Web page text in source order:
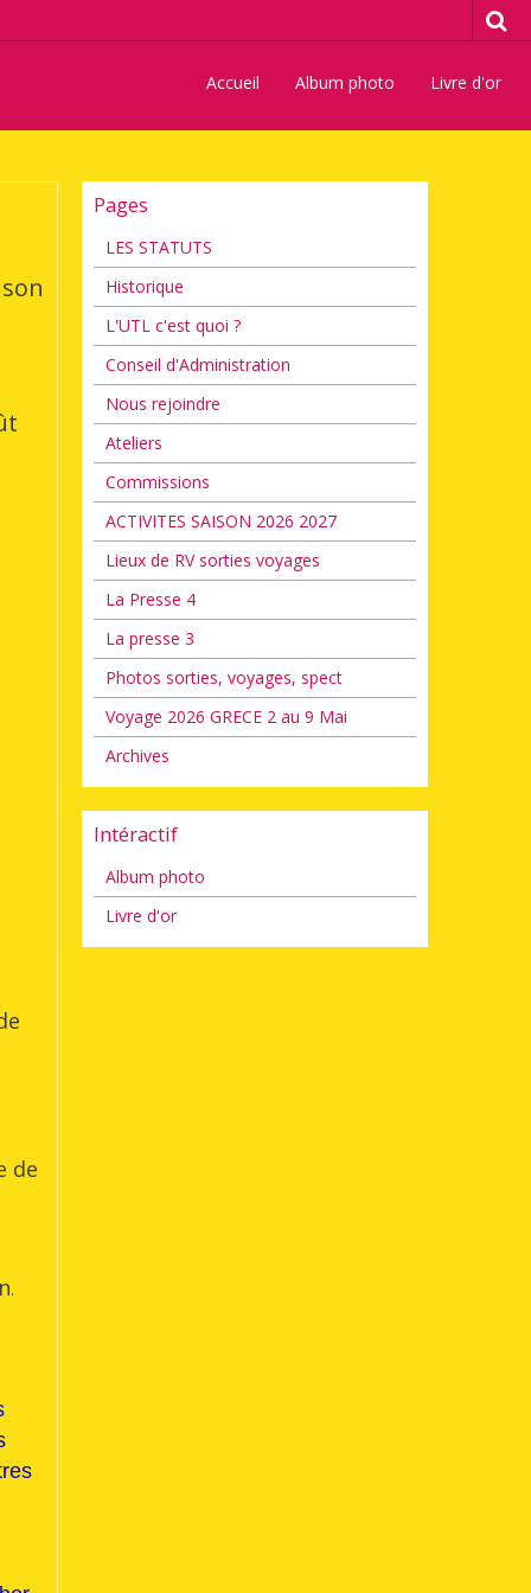
Accueil Album photo Livre d'or
de
.
Pages
LES STATUTS
Historique
L'UTL c'est quoi ?
Conseil d'Administration
Nous rejoindre
Ateliers
Commissions
ACTIVITES SAISON 2026 2027
Lieux de RV sorties voyages
La Presse 4
La presse 3
Photos sorties, voyages, spect
Voyage 2026 GRECE 2 au 9 Mai
Archives
Intéractif
Album photo
Livre d'or